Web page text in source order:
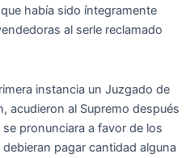
había sido íntegramente
al serle reclamado
instancia un Juzgado de
acudieron al Supremo después
pronunciara a favor de los
pagar cantidad alguna